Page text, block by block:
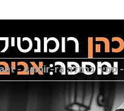
- סמיר ברמלה Samir Restaurant - samir-ra